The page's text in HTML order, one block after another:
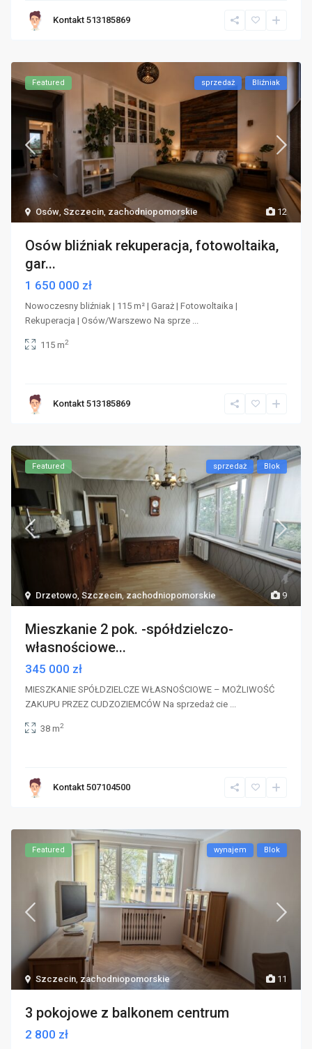
Kontakt 513185869
12
Osów,Szczecin, zachodniopomorskie
Featured sprzedaż Bliźniak
Osów bliźniak rekuperacja, fotowoltaika,
gar...
1 650 000 zł
Nowoczesny bliźniak | 115 m² | Garaż | Fotowoltaika |
Rekuperacja | Osów/Warszewo Na sprze ...
115 m2
Kontakt 513185869
9
Drzetowo,Szczecin, zachodniopomorskie
Featured sprzedaż Blok
Mieszkanie 2 pok. -spółdzielczo-
własnościowe...
345 000 zł
MIESZKANIE SPÓŁDZIELCZE WŁASNOŚCIOWE – MOŻLIWOŚĆ
ZAKUPU PRZEZ CUDZOZIEMCÓW Na sprzedaż cie ...
38 m2
Kontakt 507104500
11
Szczecin, zachodniopomorskie
Featured wynajem Blok
3 pokojowe z balkonem centrum
2 800 zł